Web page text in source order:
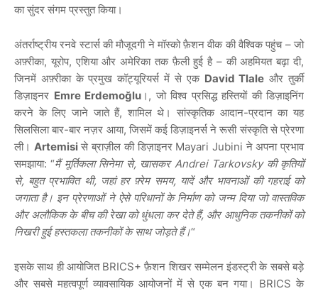
का सुंदर संगम प्रस्तुत किया।
अंतर्राष्ट्रीय रनवे स्टार्स की मौजूदगी ने मॉस्को फ़ैशन वीक की वैश्विक पहुंच – जो
अफ़्रीका, यूरोप, एशिया और अमेरिका तक फ़ैली हुई है – की अहमियत बढ़ा दी,
जिनमें अफ़्रीका के प्रमुख कॉट्यूरियर्स में से एक David Tlale और तुर्की
डिज़ाइनर Emre Erdemoğlu ।, जो विश्व प्रसिद्ध हस्तियों की डिज़ाइनिंग
करने के लिए जाने जाते हैं, शामिल थे। सांस्कृतिक आदान-प्रदान का यह
सिलसिला बार-बार नज़र आया, जिसमें कई डिज़ाइनर्स ने रूसी संस्कृति से प्रेरणा
ली। Artemisiसे ब्राज़ील की डिज़ाइनर Mayari Jubini ने अपना प्रभाव
समझाया: “मैं मूर्तिकला सिनेमा से, खासकर Andrei Tarkovsky की कृतियों
से, बहुत प्रभावित थी, जहां हर फ़्रेम समय, यादें और भावनाओं की गहराई को
जगाता है। इन प्रेरणाओं ने ऐसे परिधानों के निर्माण को जन्म दिया जो वास्तविक
और अलौकिक के बीच की रेखा को धुंधला कर देते हैं, और आधुनिक तकनीकों को
निखरी हुई हस्तकला तकनीकों के साथ जोड़ते हैं।“
इसके साथ ही आयोजित BRICS+ फ़ैशन शिखर सम्मेलन इंडस्ट्री के सबसे बड़े
और सबसे महत्वपूर्ण व्यावसायिक आयोजनों में से एक बन गया। BRICS के